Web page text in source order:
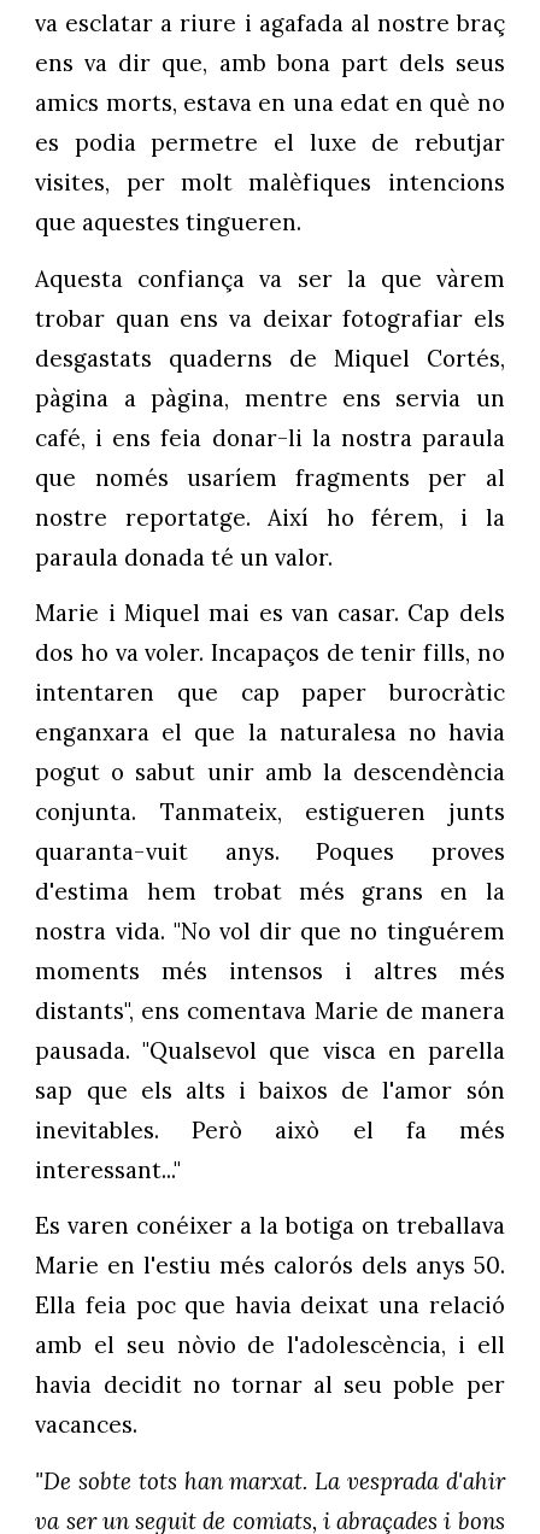
va esclatar a riure i agafada al nostre braç
ens va dir que, amb bona part dels seus
amics morts, estava en una edat en què no
es podia permetre el luxe de rebutjar
visites, per molt malèfiques intencions
que aquestes tingueren.
Aquesta confiança va ser la que vàrem
trobar quan ens va deixar fotografiar els
desgastats quaderns de Miquel Cortés,
pàgina a pàgina, mentre ens servia un
café, i ens feia donar-li la nostra paraula
que només usaríem fragments per al
nostre reportatge. Així ho férem, i la
paraula donada té un valor.
Marie i Miquel mai es van casar. Cap dels
dos ho va voler. Incapaços de tenir fills, no
intentaren que cap paper burocràtic
enganxara el que la naturalesa no havia
pogut o sabut unir amb la descendència
conjunta. Tanmateix, estigueren junts
quaranta-vuit anys. Poques proves
d'estima hem trobat més grans en la
nostra vida. "No vol dir que no tinguérem
moments més intensos i altres més
distants", ens comentava Marie de manera
pausada. "Qualsevol que visca en parella
sap que els alts i baixos de l'amor són
inevitables. Però això el fa més
interessant..."
Es varen conéixer a la botiga on treballava
Marie en l'estiu més calorós dels anys 50.
Ella feia poc que havia deixat una relació
amb el seu nòvio de l'adolescència, i ell
havia decidit no tornar al seu poble per
vacances.
"De sobte tots han marxat. La vesprada d'ahir
va ser un seguit de comiats, i abraçades i bons